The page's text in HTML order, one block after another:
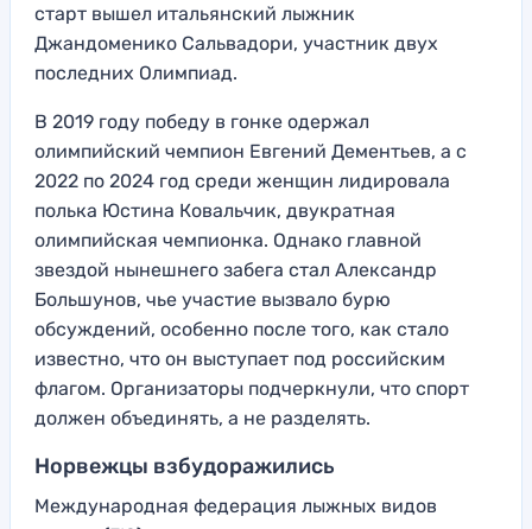
старт вышел итальянский лыжник
Джандоменико Сальвадори, участник двух
последних Олимпиад.
В 2019 году победу в гонке одержал
олимпийский чемпион Евгений Дементьев, а с
2022 по 2024 год среди женщин лидировала
полька Юстина Ковальчик, двукратная
олимпийская чемпионка. Однако главной
звездой нынешнего забега стал Александр
Большунов, чье участие вызвало бурю
обсуждений, особенно после того, как стало
известно, что он выступает под российским
флагом. Организаторы подчеркнули, что спорт
должен объединять, а не разделять.
Норвежцы взбудоражились
Международная федерация лыжных видов